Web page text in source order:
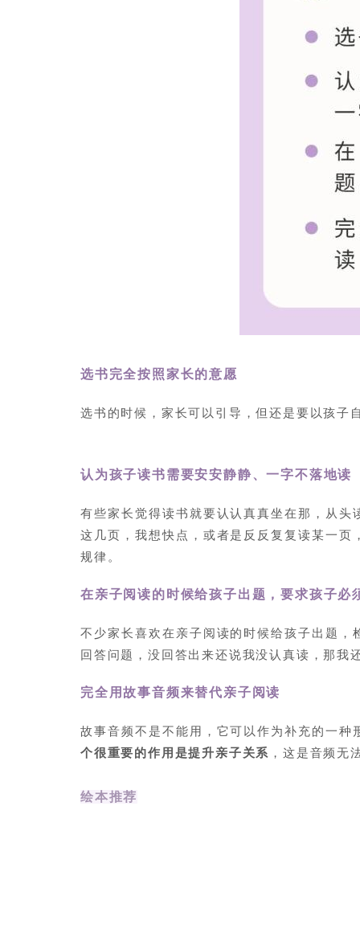
选书完全按照家长的意愿
选书的时候，家长可以引导，但还是要以孩子
认为孩子读书需要安安静静、一字不落地读
有些家长觉得读书就要认认真真坐在那，从
这几页，我想快点，或者是反反复复读某一
规律。
在亲子阅读的时候给孩子出题，要求孩子必
不少家长喜欢在亲子阅读的时候给孩子出题
回答问题，没回答出来还说我没认真读，那我
完全用故事音频来替代亲子阅读
故事音频不是不能用，它可以作为补充的一
个很重要的作用是提升亲子关系 ，这是音频无
绘本推荐